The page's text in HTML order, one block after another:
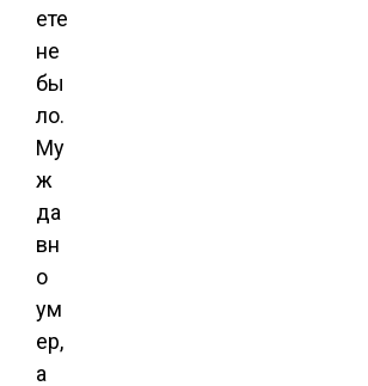
ете
не
бы
ло.
Му
ж
да
вн
о
ум
ер,
а